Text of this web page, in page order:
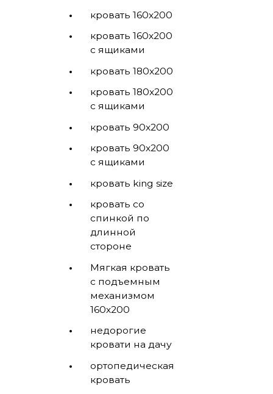
кровать 160х200
кровать 160х200
с ящиками
кровать 180х200
кровать 180х200
с ящиками
кровать 90х200
кровать 90х200
с ящиками
кровать king size
кровать со
спинкой по
длинной
стороне
Мягкая кровать
с подъемным
механизмом
160х200
недорогие
кровати на дачу
ортопедическая
кровать